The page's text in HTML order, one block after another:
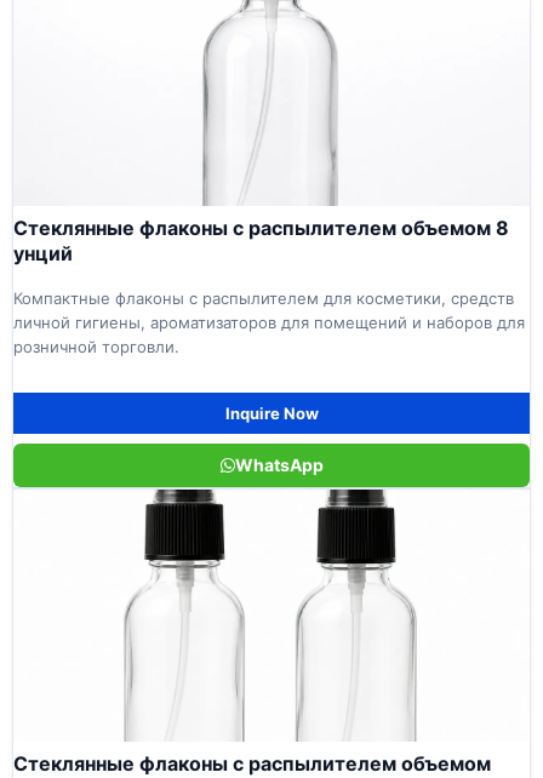
Стеклянные флаконы с распылителем объемом 8
унций
Компактные флаконы с распылителем для косметики, средств
личной гигиены, ароматизаторов для помещений и наборов для
розничной торговли.
Inquire Now
WhatsApp
Стеклянные флаконы с распылителем объемом